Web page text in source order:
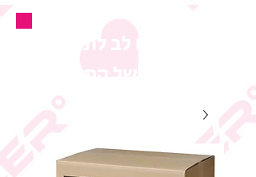
המבצע של המוצר